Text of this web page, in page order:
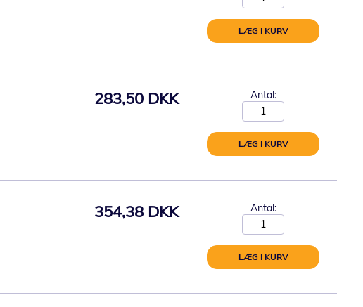
LÆG I KURV
283,50 DKK Antal:
LÆG I KURV
354,38 DKK Antal:
LÆG I KURV